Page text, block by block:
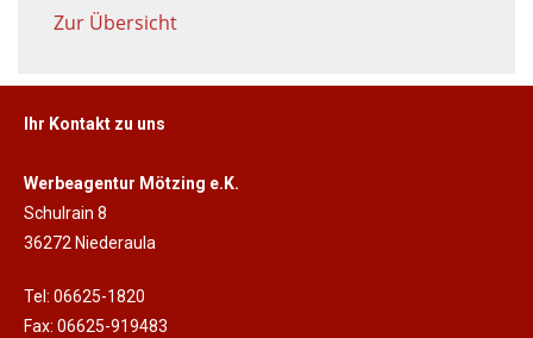
Zur Übersicht
Ihr Kontakt zu uns
Werbeagentur Mötzing e.K.
Schulrain 8
36272 Niederaula
Tel: 06625-1820
Fax: 06625-919483